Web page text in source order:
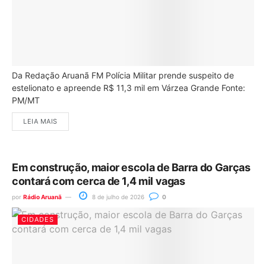
Da Redação Aruanã FM Polícia Militar prende suspeito de
estelionato e apreende R$ 11,3 mil em Várzea Grande Fonte:
PM/MT
LEIA MAIS
Em construção, maior escola de Barra do Garças
contará com cerca de 1,4 mil vagas
por Rádio Aruanã 8 de julho de 2026 0
CIDADES